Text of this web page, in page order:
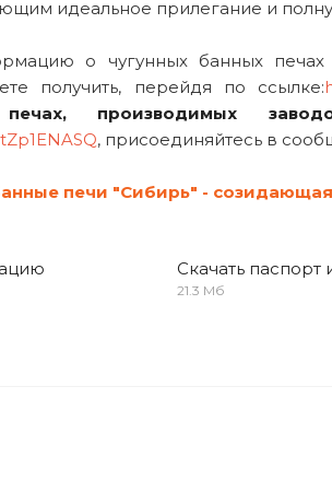
идеальное прилегание и
о чугунных банных
получить, перейдя по ссылке:
производимых
, присоединяйтесь в
печи "Сибирь" -
Скачать паспорт
21.3 Мб